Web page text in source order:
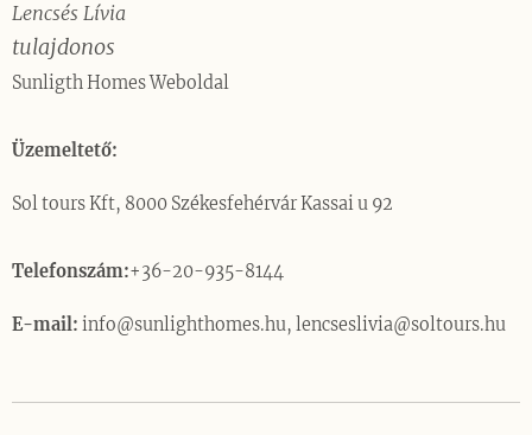
Lencsés Lívia
tulajdonos
Sunligth Homes Weboldal
Üzemeltető:
Sol tours Kft, 8000 Székesfehérvár Kassai u 92
Telefonszám:+36-20-935-8144
E-mail: info@sunlighthomes.hu, lencseslivia@soltours.hu